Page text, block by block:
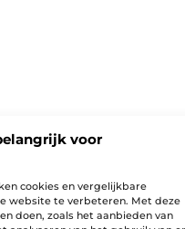
voor
cookies en vergelijkbare
website te verbeteren. Met deze
doen, zoals het aanbieden van